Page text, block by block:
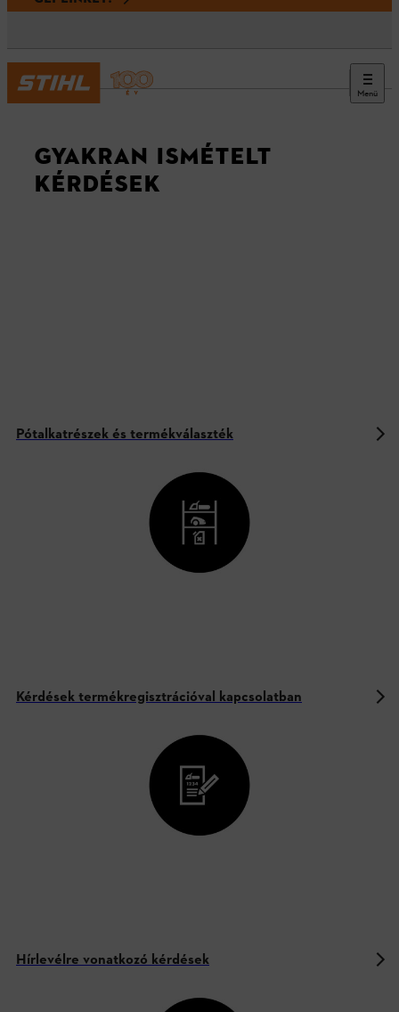
Menü
GYIK
GYAKRAN ISMÉTELT
KÉRDÉSEK
Pótalkatrészek és termékválaszték
Kérdések termékregisztrációval kapcsolatban
Hírlevélre vonatkozó kérdések